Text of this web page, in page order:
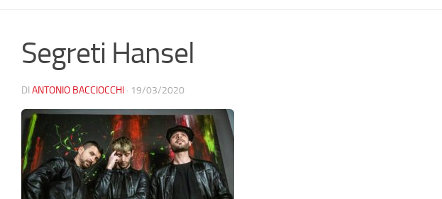
Segreti Hansel
DI ANTONIO BACCIOCCHI · 19/03/2020